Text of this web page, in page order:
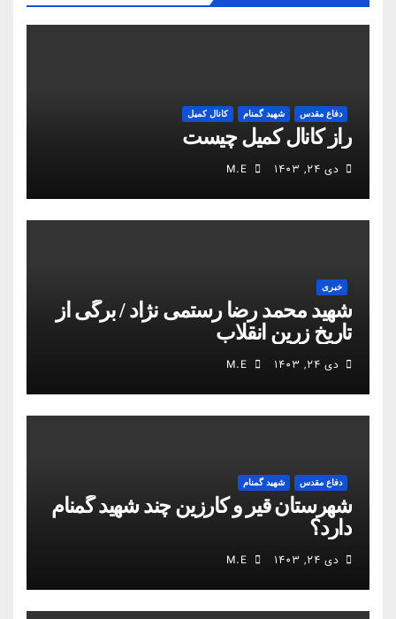
دفاع مقدس شهید گمنام کانال کمیل
راز کانال کمیل چیست
دی ۲۴, ۱۴۰۳
خبری
شهید محمد رضا رستمی نژاد / برگی از
تاریخ زرین انقلاب
دی ۲۴, ۱۴۰۳
دفاع مقدس شهید گمنام
شهرستان قیر و کارزین چند شهید گمنام
دارد؟
دی ۲۴, ۱۴۰۳